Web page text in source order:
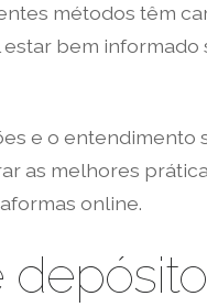
métodos têm
estar bem
e o
as melhores
online.